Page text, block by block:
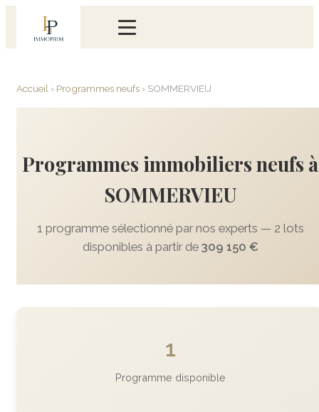
Accueil › Programmes neufs › SOMMERVIEU
Programmes immobiliers neufs à
SOMMERVIEU
1 programme sélectionné par nos experts — 2 lots
disponibles à partir de 309 150 €
1
Programme disponible